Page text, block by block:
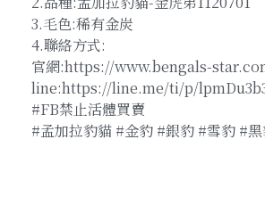
加Line線上即時對
3.毛色:稀有金炭
4.聯絡方式:
官網:https://www.bengals-
line:https://line.me/ti/p/
#FB禁止活體買賣
#孟加拉豹貓 #金豹 #銀豹 #雪豹 #